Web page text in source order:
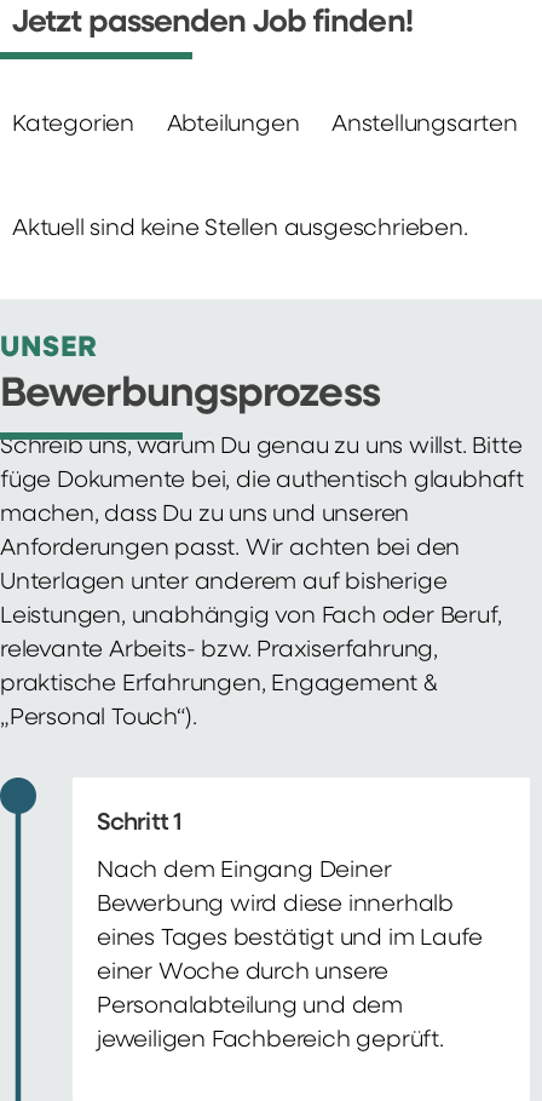
Jetzt passenden Job finden!
Kategorien Abteilungen Anstellungsarten
Aktuell sind keine Stellen ausgeschrieben.
UNSER
Bewerbungsprozess
Schreib uns, warum Du genau zu uns willst. Bitte
füge Dokumente bei, die authentisch glaubhaft
machen, dass Du zu uns und unseren
Anforderungen passt. Wir achten bei den
Unterlagen unter anderem auf bisherige
Leistungen, unabhängig von Fach oder Beruf,
relevante Arbeits- bzw. Praxiserfahrung,
praktische Erfahrungen, Engagement &
„Personal Touch“).
Schritt 1
Nach dem Eingang Deiner
Bewerbung wird diese innerhalb
eines Tages bestätigt und im Laufe
einer Woche durch unsere
Personalabteilung und dem
jeweiligen Fachbereich geprüft.